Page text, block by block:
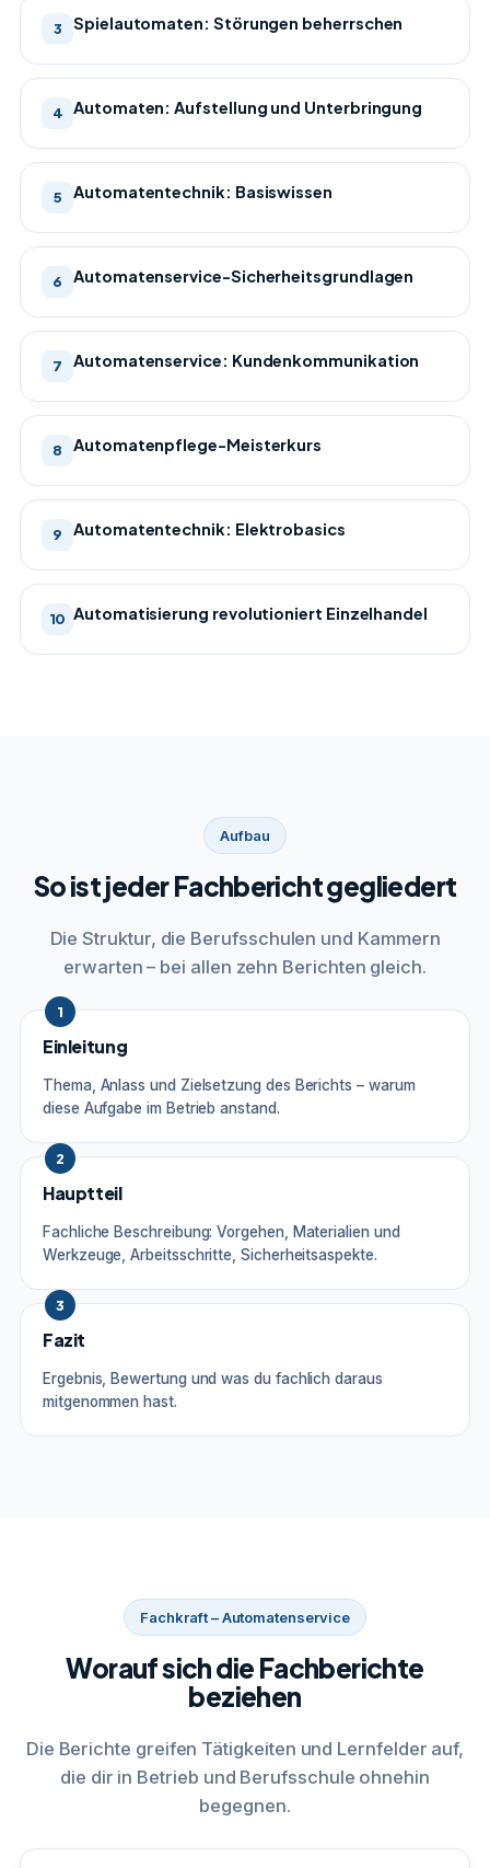
3 Spielautomaten: Störungen beherrschen
4 Automaten: Aufstellung und Unterbringung
5 Automatentechnik: Basiswissen
6 Automatenservice-Sicherheitsgrundlagen
7 Automatenservice: Kundenkommunikation
8 Automatenpflege-Meisterkurs
9 Automatentechnik: Elektrobasics
10 Automatisierung revolutioniert Einzelhandel
Aufbau
So ist jeder Fachbericht gegliedert
Die Struktur, die Berufsschulen und Kammern
erwarten – bei allen zehn Berichten gleich.
1
Einleitung
Thema, Anlass und Zielsetzung des Berichts – warum
diese Aufgabe im Betrieb anstand.
2
Hauptteil
Fachliche Beschreibung: Vorgehen, Materialien und
Werkzeuge, Arbeitsschritte, Sicherheitsaspekte.
3
Fazit
Ergebnis, Bewertung und was du fachlich daraus
mitgenommen hast.
Fachkraft – Automatenservice
Worauf sich die Fachberichte
beziehen
Die Berichte greifen Tätigkeiten und Lernfelder auf,
die dir in Betrieb und Berufsschule ohnehin
begegnen.